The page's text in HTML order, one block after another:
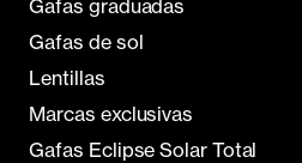
Gafas graduadas
Gafas de sol
Lentillas
Marcas exclusivas
Gafas Eclipse Solar Total